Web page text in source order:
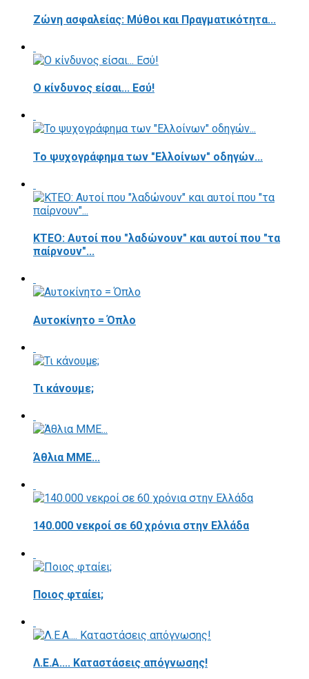
Ζώνη ασφαλείας: Μύθοι και Πραγματικότητα...
Ο κίνδυνος είσαι... Εσύ!
Το ψυχογράφημα των "Ελλοίνων" οδηγών...
ΚΤΕΟ: Αυτοί που "λαδώνουν" και αυτοί που "τα
παίρνουν"...
Αυτοκίνητο = Όπλο
Τι κάνουμε;
Άθλια ΜΜΕ...
140.000 νεκροί σε 60 χρόνια στην Ελλάδα
Ποιος φταίει;
Λ.Ε.Α.... Καταστάσεις απόγνωσης!